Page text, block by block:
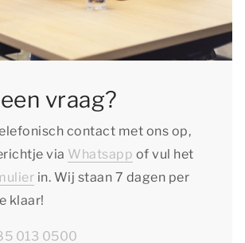
vraag?
contact met ons op,
via Whatsapp of vul het
in. Wij staan 7 dagen per
klaar!
013 0500